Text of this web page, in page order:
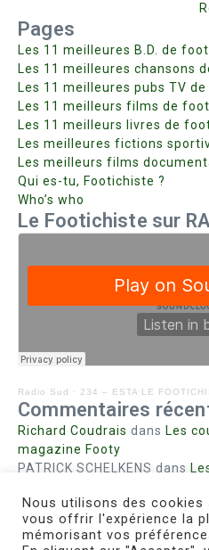
Pages
Les 11 meilleures B.D. de foot
Les 11 meilleures chansons
Les 11 meilleures pubs TV
Les 11 meilleurs films de foot
Les 11 meilleurs livres de
Les meilleures fictions
Les meilleurs films
Qui es-tu, Footichiste ?
Who’s who
Le Footichiste sur
Radio Sud · 234 – ESTA LE
Commentaires
Richard Coudrais dans Les
magazine Footy
PATRICK SCHELKENS dans
Bohn fabiennedans
Steph. RUTA dansLust for
MIRMANDdansPieds agiles
Nous utilisons des cookies
vous offrir l'expérience la
mémorisant vos